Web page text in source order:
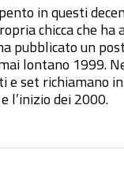
in questi
chicca che ha
pubblicato un
lontano 1999.
set richiamano
l’inizio dei 2000.